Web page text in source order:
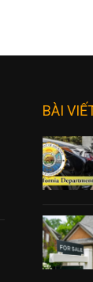
BÀI